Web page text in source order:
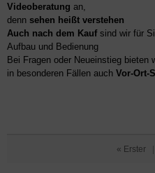
Videoberatung an,
denn sehen heißt verstehen
Auch nach dem Kaufsind wir für
Aufbau und Bedienung
Bei Fragen oder Neueinstieg bieten
in besonderen Fällen auch Vor-Ort-
« Erster |